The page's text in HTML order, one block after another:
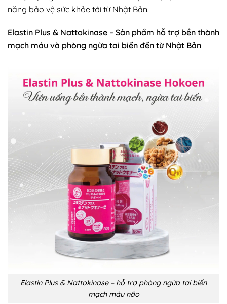
năng bảo vệ sức khỏe tới từ Nhật Bản.
Elastin Plus & Nattokinase – Sản phẩm hỗ trợ bền thành
mạch máu và phòng ngừa tai biến đến từ Nhật Bản
Elastin Plus & Nattokinase – hỗ trợ phòng ngừa tai biến
mạch máu não